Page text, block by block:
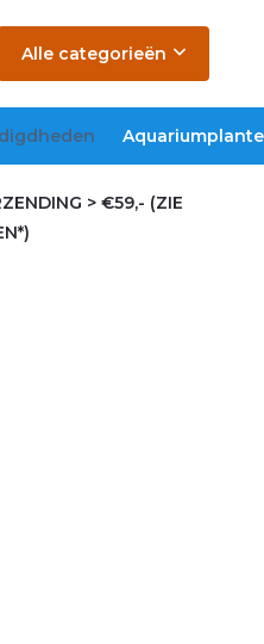
Alle categorieën
> €59,- (ZIE